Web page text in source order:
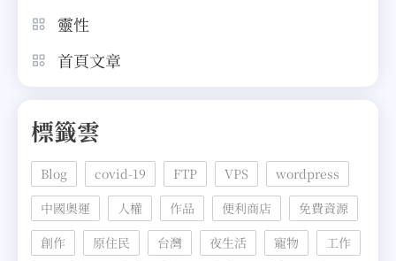
靈性
首頁文章
標籤雲
Blog covid-19 FTP VPS
wordpress
中國奧運
人權 作品 便利商店
免費資源
創作
原住民 台灣 夜生活 寵物
工作